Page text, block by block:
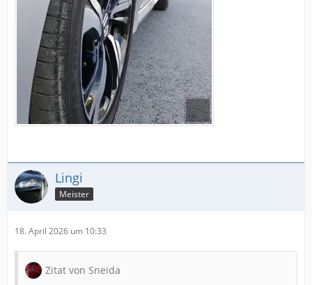
Lingi
Meister
18. April 2026 um 10:33
Zitat von Sneida